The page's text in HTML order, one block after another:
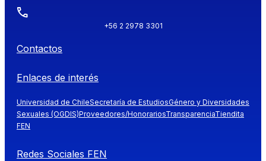
+56 2 2978 3301
Contactos
Enlaces de interés
Universidad de ChileSecretaría de EstudiosGénero y Diversidades
Sexuales (OGDIS)Proveedores/HonorariosTransparenciaTiendita
FEN
Redes Sociales FEN